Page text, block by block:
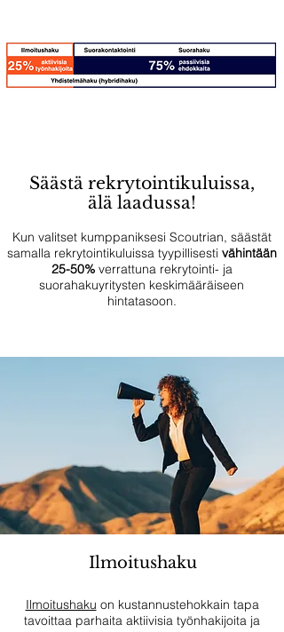
Säästä rekrytointikuluissa,
älä laadussa!
Kun valitset kumppaniksesi Scoutrian, säästät
samalla rekrytointikuluissa tyypillisesti vähintään
25-50%verrattuna rekrytointi- ja
suorahakuyritysten keskimääräiseen
hintatasoon.
Ilmoitushaku
Ilmoitushaku on kustannustehokkain tapa
tavoittaa parhaita aktiivisia työnhakijoita ja